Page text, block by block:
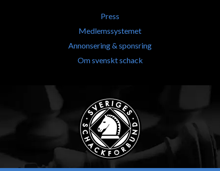
Press
Medlemssystemet
Annonsering & sponsring
Om svenskt schack